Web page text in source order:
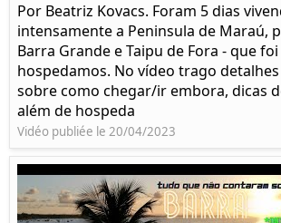
Por Beatriz Kovacs. Foram 5 dias
intensamente a Peninsula de Maraú,
Barra Grande e Taipu de Fora - que
hospedamos. No vídeo trago
sobre como chegar/ir embora, dicas
além de hospeda
Vidéo publiée le 20/04/2023